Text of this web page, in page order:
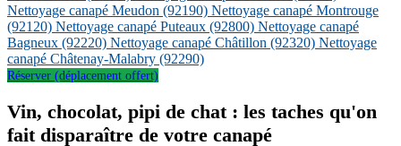
Nettoyage canapé Meudon (92190) Nettoyage canapé Montrouge
(92120) Nettoyage canapé Puteaux (92800) Nettoyage canapé
Bagneux (92220) Nettoyage canapé Châtillon (92320) Nettoyage
canapé Châtenay-Malabry (92290)
Réserver (déplacement offert)
Vin, chocolat, pipi de chat : les taches qu'on
fait disparaître de votre canapé